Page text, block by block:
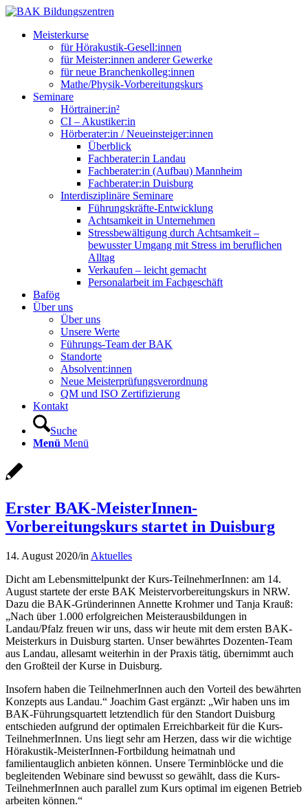
Meisterkurse
für Hörakustik-Gesell:innen
für Meister:innen anderer Gewerke
für neue Branchenkolleg:innen
Mathe/Physik-Vorbereitungskurs
Seminare
Hörtrainer:in²
CI – Akustiker:in
Hörberater:in / Neueinsteiger:innen
Überblick
Fachberater:in Landau
Fachberater:in (Aufbau) Mannheim
Fachberater:in Duisburg
Interdisziplinäre Seminare
Führungskräfte-Entwicklung
Achtsamkeit in Unternehmen
Stressbewältigung durch Achtsamkeit –
bewusster Umgang mit Stress im beruflichen
Alltag
Verkaufen – leicht gemacht
Personalarbeit im Fachgeschäft
Bafög
Über uns
Über uns
Unsere Werte
Führungs-Team der BAK
Standorte
Absolvent:innen
Neue Meisterprüfungsverordnung
QM und ISO Zertifizierung
Kontakt
Suche
Menü Menü
Erster BAK-MeisterInnen-
Vorbereitungskurs startet in Duisburg
14. August 2020/in Aktuelles
Dicht am Lebensmittelpunkt der Kurs-TeilnehmerInnen: am 14.
August startete der erste BAK Meistervorbereitungskurs in NRW.
Dazu die BAK-Gründerinnen Annette Krohmer und Tanja Krauß:
„Nach über 1.000 erfolgreichen Meisterausbildungen in
Landau/Pfalz freuen wir uns, dass wir heute mit dem ersten BAK-
Meisterkurs in Duisburg starten. Unser bewährtes Dozenten-Team
aus Landau, allesamt weiterhin in der Praxis tätig, übernimmt auch
den Großteil der Kurse in Duisburg.
Insofern haben die TeilnehmerInnen auch den Vorteil des bewährten
Konzepts aus Landau.“ Joachim Gast ergänzt: „Wir haben uns im
BAK-Führungsquartett letztendlich für den Standort Duisburg
entschieden aufgrund der optimalen Erreichbarkeit für die Kurs-
TeilnehmerInnen. Uns liegt sehr am Herzen, dass wir die wichtige
Hörakustik-MeisterInnen-Fortbildung heimatnah und
familientauglich anbieten können. Unsere Terminblöcke und die
begleitenden Webinare sind bewusst so gewählt, dass die Kurs-
TeilnehmerInnen auch parallel zum Kurs optimal im eigenen Betrieb
arbeiten können.“